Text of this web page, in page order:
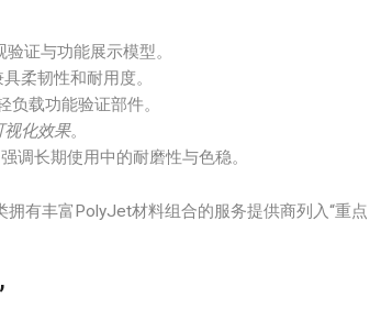
证与功能展示模型。
柔韧性和耐用度。
负载功能验证部件。
化效果。
调长期使用中的耐磨性与色稳。
拥有丰富PolyJet材料组合的服务提供商列入“重点